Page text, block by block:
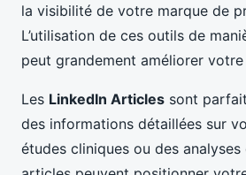
la visibilité de votre marque de
L’utilisation de ces outils de
peut grandement améliorer votre
Les LinkedIn Articles sont
des informations détaillées sur
études cliniques ou des analyses